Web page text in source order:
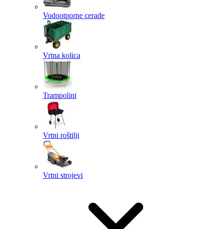
Vodootporne cerade
Vrtna kolica
Trampolini
Vrtni roštilji
Vrtni strojevi